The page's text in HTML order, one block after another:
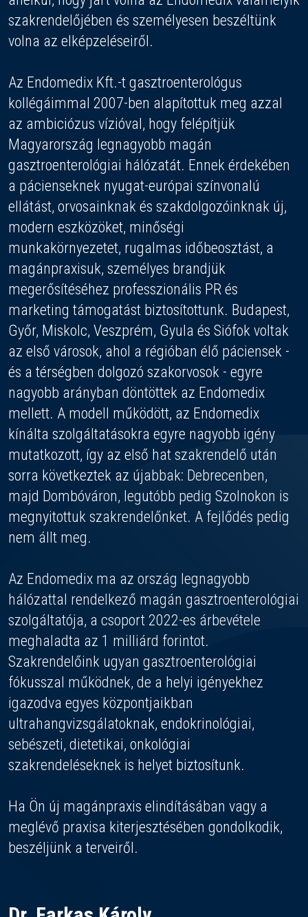
szakrendelőjében és személyesen beszéltünk
volna az elképzeléseiről.
Az Endomedix Kft.-t gasztroenterológus
kollégáimmal 2007-ben alapítottuk meg azzal
az ambiciózus vízióval, hogy felépítjük
Magyarország legnagyobb magán
gasztroenterológiai hálózatát. Ennek érdekében
a pácienseknek nyugat-európai színvonalú
ellátást, orvosainknak és szakdolgozóinknak új,
modern eszközöket, minőségi
munkakörnyezetet, rugalmas időbeosztást, a
magánpraxisuk, személyes brandjük
megerősítéséhez professzionális PR és
marketing támogatást biztosítottunk. Budapest,
Győr, Miskolc, Veszprém, Gyula és Siófok voltak
az első városok, ahol a régióban élő páciensek -
és a térségben dolgozó szakorvosok - egyre
nagyobb arányban döntöttek az Endomedix
mellett. A modell működött, az Endomedix
kínálta szolgáltatásokra egyre nagyobb igény
mutatkozott, így az első hat szakrendelő után
sorra következtek az újabbak: Debrecenben,
majd Dombóváron, legutóbb pedig Szolnokon is
megnyitottuk szakrendelőnket. A fejlődés pedig
nem állt meg.
Az Endomedix ma az ország legnagyobb
hálózattal rendelkező magán gasztroenterológiai
szolgáltatója, a csoport 2022-es árbevétele
meghaladta az 1 milliárd forintot.
Szakrendelőink ugyan gasztroenterológiai
fókusszal működnek, de a helyi igényekhez
igazodva egyes központjaikban
ultrahangvizsgálatoknak, endokrinológiai,
sebészeti, dietetikai, onkológiai
szakrendeléseknek is helyet biztosítunk.
Ha Ön új magánpraxis elindításában vagy a
meglévő praxisa kiterjesztésében gondolkodik,
beszéljünk a terveiről.